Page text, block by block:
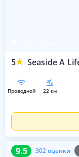
5 Seaside A
проводной 22 км
9.5 302 оценки
9.5 302 оценки